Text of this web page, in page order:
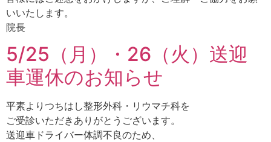
いいたします。
院長
5/25（月）・26（火）送迎
車運休のお知らせ
平素よりつちはし整形外科・リウマチ科を
ご受診いただきありがとうございます。
送迎車ドライバー体調不良のため、